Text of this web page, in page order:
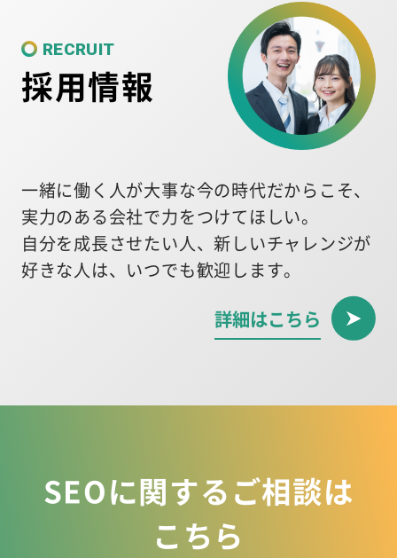
RECRUIT
採用情報
一緒に働く人が大事な今の時代だからこそ、
実力のある会社で力をつけてほしい。
自分を成長させたい人、新しいチャレンジが
好きな人は、いつでも歓迎します。
詳細はこちら
SEOに関するご相談は
こちら